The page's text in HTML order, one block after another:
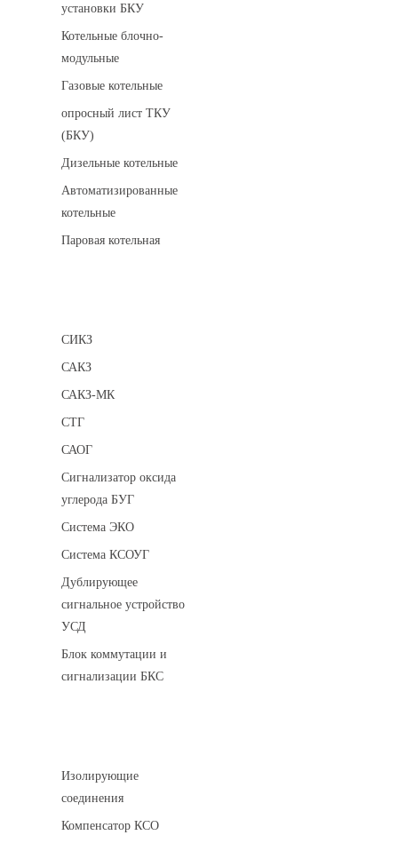
установки БКУ
Котельные блочно-
модульные
Газовые котельные
опросный лист ТКУ
(БКУ)
Дизельные котельные
Автоматизированные
котельные
Паровая котельная
СИКЗ
САКЗ
САКЗ-МК
СТГ
САОГ
Сигнализатор оксида
углерода БУГ
Система ЭКО
Система КСОУГ
Дублирующее
сигнальное устройство
УСД
Блок коммутации и
сигнализации БКС
Изолирующие
соединения
Компенсатор КСО